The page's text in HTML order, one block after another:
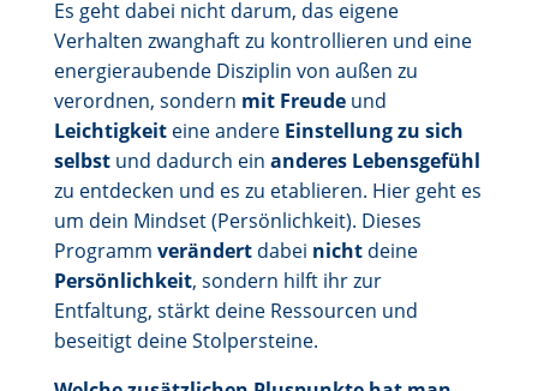
Es geht dabei nicht darum, das eigene
Verhalten zwanghaft zu kontrollieren und eine
energieraubende Disziplin von außen zu
verordnen, sondern mit Freudeund
Leichtigkeiteine andere Einstellung zu sich
selbstund dadurch ein anderes Lebensgefühl
zu entdecken und es zu etablieren. Hier geht es
um dein Mindset (Persönlichkeit). Dieses
Programm verändertdabei nichtdeine
Persönlichkeit, sondern hilft ihr zur
Entfaltung, stärkt deine Ressourcen und
beseitigt deine Stolpersteine.